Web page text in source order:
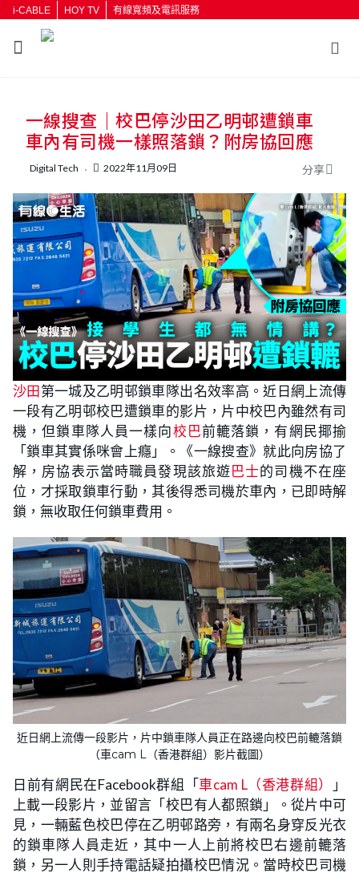
i-CABLE HOY TV 有線寬頻及電訊服務
一線搜查｜校巴停沙田乙明邨遭鎖車
車內有司機一樣照落鎖？附房協回應
Digital Tech 2022年11月09日 分享
沙田第一城及乙明邨鎖車隊出名效率高。近日網上流傳
一段有乙明邨校巴遭鎖車的影片，片中校巴內雖然有司
機，但鎖車隊人員一樣向校巴前轆落鎖，有網民揶揄
「鎖車其實係咪會上癮」。《一線搜查》就此向房協了
解，房協表示當時職員發現該旅遊巴士的司機不在座
位，才採取鎖車行動，其後得悉司機於車內，已即時解
鎖，無收取任何鎖車費用。
近日網上流傳一段影片，片中鎖車隊人員正在路邊向校巴前轆落鎖
（車cam L（香港群組）影片截圖）
日前有網民在Facebook群組「車cam L（香港群組）
」
上載一段影片，並留言「校巴有人都照鎖」。從片中可
見，一輛藍色校巴停在乙明邨路旁，有兩名身穿反光衣
的鎖車隊人員走近，其中一人上前將校巴右邊前轆落
鎖，另一人則手持電話疑拍攝校巴情況。當時校巴司機